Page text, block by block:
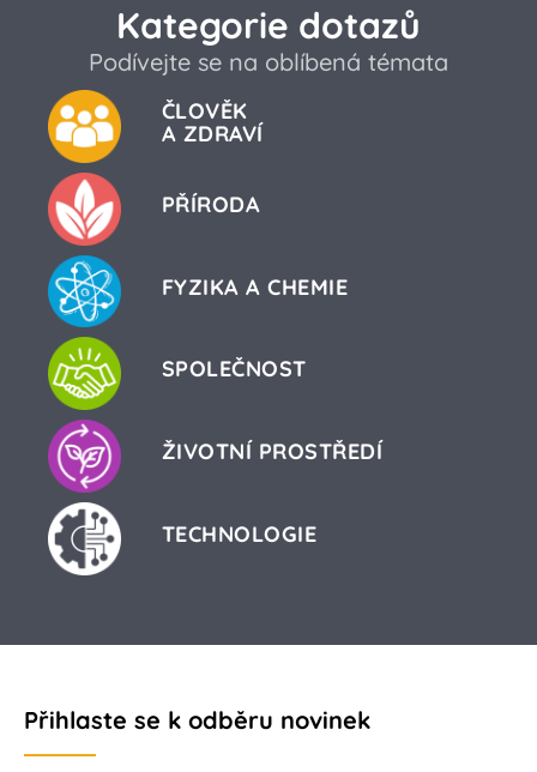
Kategorie dotazů
Podívejte se na oblíbená témata
ČLOVĚK
A ZDRAVÍ
PŘÍRODA
FYZIKA A CHEMIE
SPOLEČNOST
ŽIVOTNÍ PROSTŘEDÍ
TECHNOLOGIE
Přihlaste se k odběru novinek